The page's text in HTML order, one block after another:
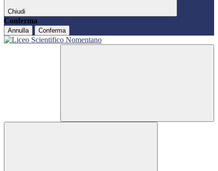
Chiudi
Conferma
Annulla Conferma